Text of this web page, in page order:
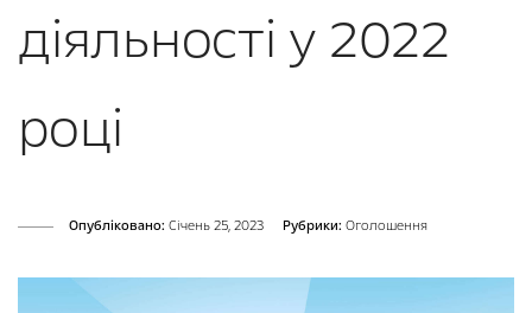
діяльності у 2022
році
Опубліковано: Cічень 25, 2023 Рубрики: Оголошення